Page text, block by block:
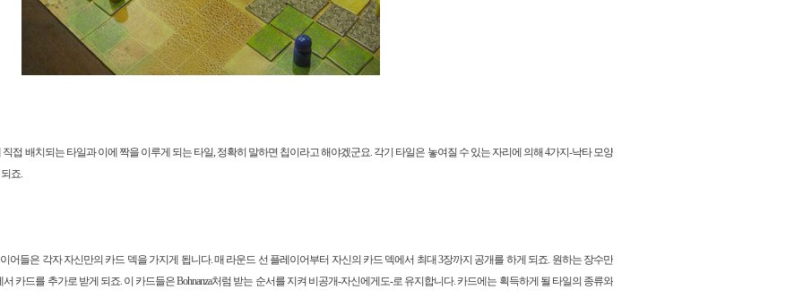
접 배치되는 타일과 이에 짝을 이루게 되는 타일, 정확히 말하면 칩이라고 해야겠군요. 각기 타일은 놓여질 수 있는 자리에 의해 4가지-낙타 모양
죠.
어들은 각자 자신만의 카드 덱을 가지게 됩니다. 매 라운드 선 플레이어부터 자신의 카드 덱에서 최대 3장까지 공개를 하게 되죠. 원하는 장수만
카드를 추가로 받게 되죠. 이 카드들은 Bohnanza처럼 받는 순서를 지켜 비공개-자신에게도-로 유지합니다. 카드에는 획득하게 될 타일의 종류와